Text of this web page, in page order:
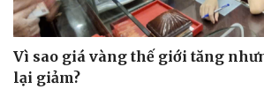
Vì sao giá vàng thế giới tăng
lại giảm?